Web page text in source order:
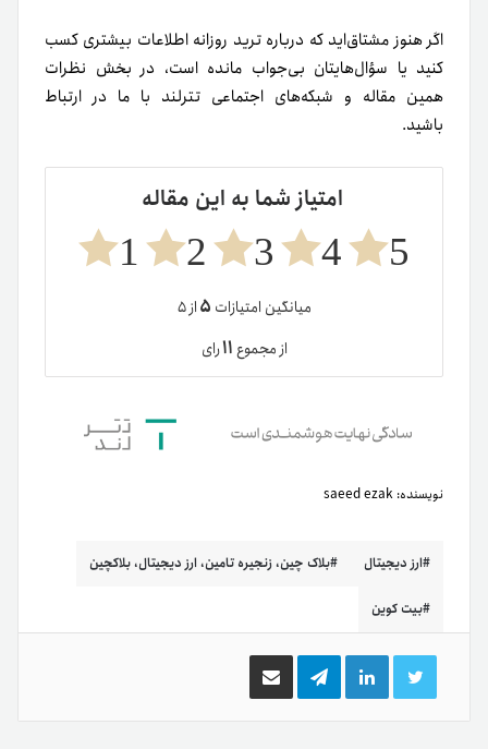
اگر هنوز مشتاق‌اید که درباره ترید روزانه اطلاعات بیشتری کسب
کنید یا سؤال‌هایتان بی‌جواب مانده است، در بخش نظرات
همین مقاله و شبکه‌های اجتماعی تترلند با ما در ارتباط
باشید.
امتیاز شما به این مقاله
5
4
3
2
1
میانگین امتیازات ۵از ۵
از مجموع۱۱رای
نویسنده: saeed ezak
ارز دیجیتال بلاک چین، زنجیره تامین، ارز دیجیتال، بلاکچین
بیت کوین
توییتر لینکدینتلگرام اشتراک
گذاری